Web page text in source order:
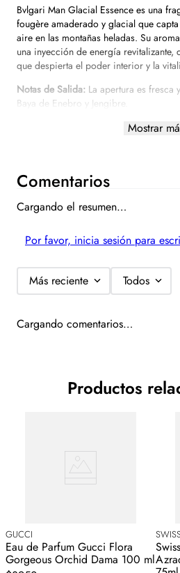
Bvlgari Man Glacial Essence es una
fougère amaderado y glacial que
aire en las montañas heladas. Su
una inyección de energía
que despierta el poder interior y la
Notas de Salida: La apertura es fresca
Baya de Enebro y Jengibre.
En el corazón, la
solidez de la montaña con la Esencia
Mostrar
Comentarios
Cargando el resumen…
Por favor, inicia sesión para
Más reciente Todos
Cargando comentarios…
Productos
GUCCI
Eau de Parfum Gucci Flora
Gorgeous Orchid Dama 100 ml